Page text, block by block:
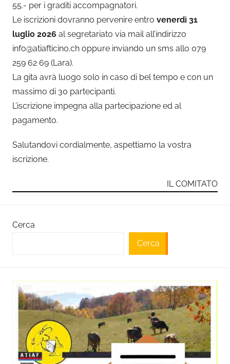
55.- per i graditi accompagnatori.
Le iscrizioni dovranno pervenire entro venerdì 31
luglio 2026 al segretariato via mail all’indirizzo
info@atiafticino.ch oppure inviando un sms allo 079
259 62 69 (Lara).
La gita avrà luogo solo in caso di bel tempo e con un
massimo di 30 partecipanti.
L’iscrizione impegna alla partecipazione ed al
pagamento.
Salutandovi cordialmente, aspettiamo la vostra
iscrizione.
IL COMITATO
Cerca
Cerca